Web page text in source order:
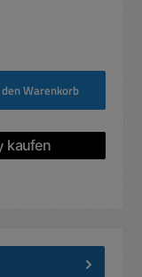
die Schaltflächen um
Warenkorb